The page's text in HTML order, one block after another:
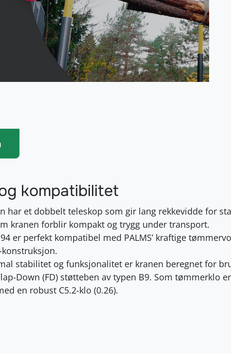
kompatibilitet
har et dobbelt teleskop som gir lang rekkevidde for
kranen forblir kompakt og trygg under transport.
er perfekt kompatibel med PALMS’ kraftige
stabilitet og funksjonalitet er kranen beregnet for
Down (FD) støtteben av typen B9. Som tømmerklo er
en robust C5.2-klo (0.26).